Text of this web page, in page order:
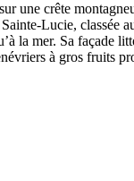
une crête
Lucie,
la mer. Sa façade
à gros fruits